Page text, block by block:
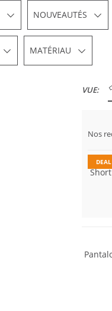
NOUVEAUTÉS
MATÉRIAU
VUE:
Nos
DEAL